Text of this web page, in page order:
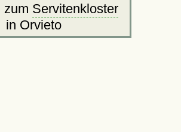
zum Servitenkloster
in Orvieto